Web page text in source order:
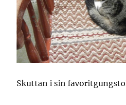
Skuttan i sin